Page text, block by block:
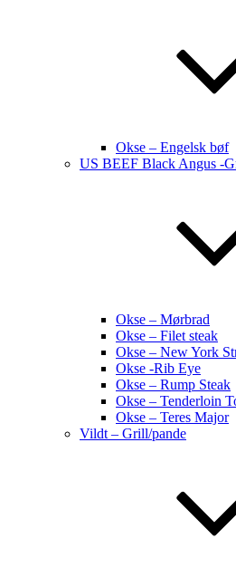
Okse – Engelsk bøf
US BEEF Black Angus -
Okse – Mørbrad
Okse – Filet steak
Okse – New York
Okse -Rib Eye
Okse – Rump Steak
Okse – Tenderloin
Okse – Teres Major
Vildt – Grill/pande